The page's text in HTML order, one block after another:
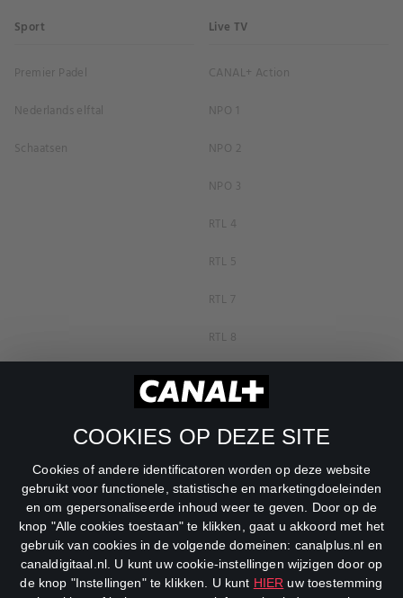
COOKIES OP DEZE SITE
Cookies of andere identificatoren worden op deze website
gebruikt voor functionele, statistische en marketingdoeleinden
en om gepersonaliseerde inhoud weer te geven. Door op de
knop "Alle cookies toestaan" te klikken, gaat u akkoord met het
gebruik van cookies in de volgende domeinen: canalplus.nl en
canaldigitaal.nl. U kunt uw cookie-instellingen wijzigen door op
de knop "Instellingen" te klikken. U kunt HIER uw toestemming
Sport
Premier Padel
Nederlands elftal
Schaatsen
Live TV
CANAL+ Action
NPO 1
NPO 2
NPO 3
RTL 4
RTL 5
RTL 7
RTL 8
RTL Z
SBS6
Veronica
DreamWorks Channel